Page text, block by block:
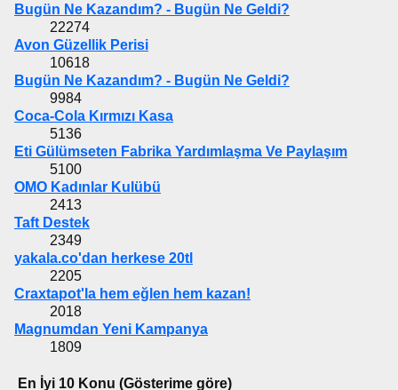
Bugün Ne Kazandım? - Bugün Ne Geldi?
22274
Avon Güzellik Perisi
10618
Bugün Ne Kazandım? - Bugün Ne Geldi?
9984
Coca-Cola Kırmızı Kasa
5136
Eti Gülümseten Fabrika Yardımlaşma Ve Paylaşım
5100
OMO Kadınlar Kulübü
2413
Taft Destek
2349
yakala.co'dan herkese 20tl
2205
Craxtapot'la hem eğlen hem kazan!
2018
Magnumdan Yeni Kampanya
1809
En İyi 10 Konu (Gösterime göre)